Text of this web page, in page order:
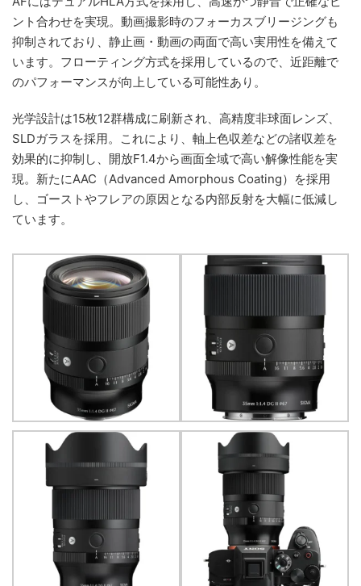
ント合わせを実現。動画撮影時のフォーカスブリージングも
抑制されており、静止画・動画の両面で高い実用性を備えて
います。フローティング方式を採用しているので、近距離で
のパフォーマンスが向上している可能性あり。
光学設計は15枚12群構成に刷新され、高精度非球面レンズ、
SLDガラスを採用。これにより、軸上色収差などの諸収差を
効果的に抑制し、開放F1.4から画面全域で高い解像性能を実
現。新たにAAC（Advanced Amorphous Coating）を採用
し、ゴーストやフレアの原因となる内部反射を大幅に低減し
ています。